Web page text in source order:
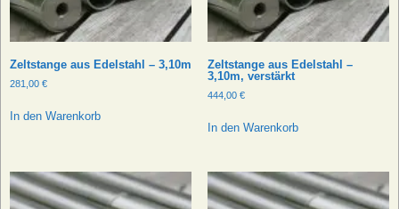
Zeltstange aus Edelstahl – 3,10m
281,00 €
In den Warenkorb
Zeltstange aus Edelstahl –
3,10m, verstärkt
444,00 €
In den Warenkorb